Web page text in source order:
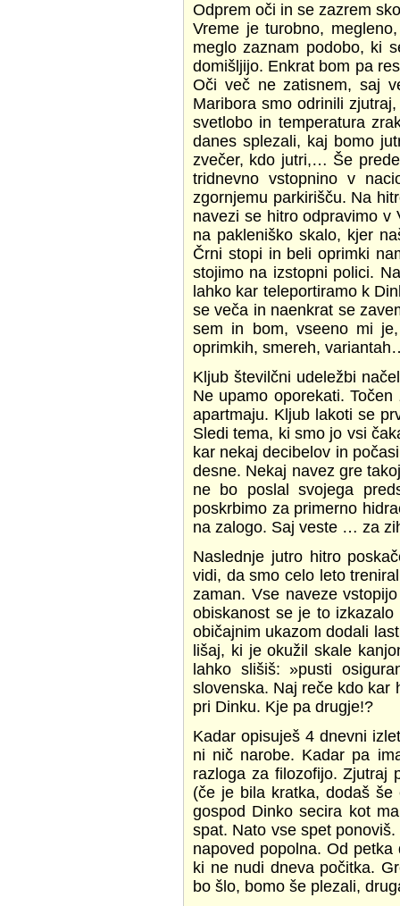
Odprem oči in se zazrem
Vreme je turobno,
meglo zaznam podobo, ki
domišljijo. Enkrat bom pa
Oči več ne zatisnem, saj
Maribora smo odrinili
svetlobo in temperatura
danes splezali, kaj bomo
zvečer, kdo jutri,… Še
tridnevno vstopnino v
zgornjemu parkirišču. Na
navezi se hitro odpravimo v
na pakleniško skalo, kjer
Črni stopi in beli oprimki
stojimo na izstopni polici.
lahko kar teleportiramo k
se veča in naenkrat se
sem in bom, vseeno mi
oprimkih, smereh,
Kljub številčni udeležbi
Ne upamo oporekati.
apartmaju. Kljub lakoti se
Sledi tema, ki smo jo vsi
kar nekaj decibelov in
desne. Nekaj navez gre
ne bo poslal svojega
poskrbimo za primerno
na zalogo. Saj veste … za
Naslednje jutro hitro
vidi, da smo celo leto
zaman. Vse naveze
obiskanost se je to
običajnim ukazom dodali
lišaj, ki je okužil skale
lahko slišiš: »pusti
slovenska. Naj reče kdo kar
pri Dinku. Kje pa drugje!?
Kadar opisuješ 4 dnevni
ni nič narobe. Kadar pa
razloga za filozofijo. Zjutraj
(če je bila kratka, dodaš
gospod Dinko secira kot
spat. Nato vse spet
napoved popolna. Od
ki ne nudi dneva počitka.
bo šlo, bomo še plezali,